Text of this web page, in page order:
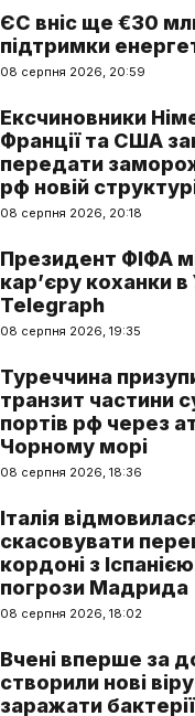
ЄС вніс ще €30
підтримки
08 серпня 2026, 20:59
Ексчиновники
Франції та США
передати
рф новій
08 серпня 2026, 20:18
Президент ФІФА
кар’єру коханки
Telegraph
08 серпня 2026, 19:35
Туреччина
транзит частини
портів рф через
Чорному морі
08 серпня 2026, 18:36
Італія
скасовувати
кордоні з
погрози Мадрида
08 серпня 2026, 18:02
Вчені вперше за
створили нові
заражати бактерії